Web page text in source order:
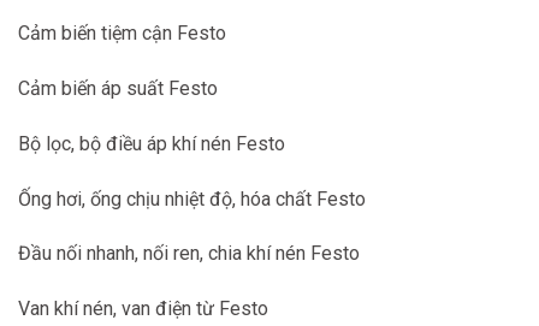
Cảm biến tiệm cận Festo
Cảm biến áp suất Festo
Bộ lọc, bộ điều áp khí nén Festo
Ống hơi, ống chịu nhiệt độ, hóa chất Festo
Đầu nối nhanh, nối ren, chia khí nén Festo
Van khí nén, van điện từ Festo